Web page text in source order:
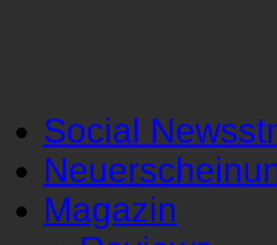
Social
Magazin